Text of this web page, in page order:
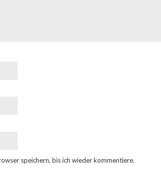
speichern, bis ich wieder kommentiere.